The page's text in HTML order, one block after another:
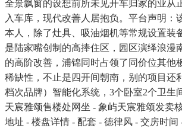
全景飘窗的设想前所未见开车归家的业从
入车库，现代改善人居抱负。平台声明：
本人，除了灶具、吸油烟机等常规设置装
是陆家嘴创制的高捧住区，园区演绎浪漫
的高阶改善，浦锦同时占领了同价位其他
稀缺性，不止是四开间朝南，别的项目还
档次品牌）智能化系统，3个卧室2个卫生
天宸雅颂售楼处网坐 - 象屿天宸雅颂发卖
地址 - 楼盘详情 - 配套 - 德律风 - 交房时